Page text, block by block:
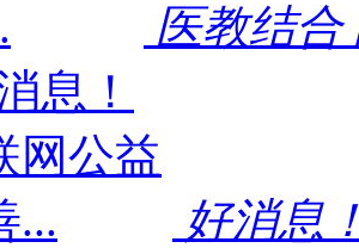
医教结合
好消息